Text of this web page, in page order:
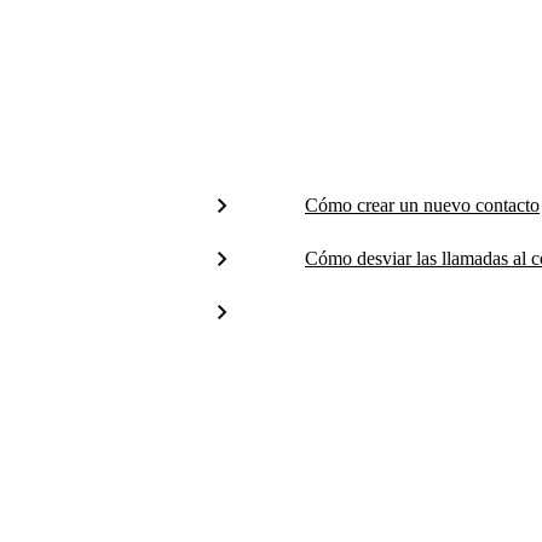
Cómo crear un nuevo contacto
Cómo desviar las llamadas al